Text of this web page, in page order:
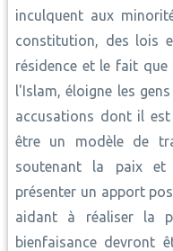
inculquent aux
constitution, des lois
résidence et le fait
l'Islam, éloigne les
accusations dont il
être un modèle de
soutenant la paix et
présenter un apport
aidant à réaliser la
bienfaisance devront